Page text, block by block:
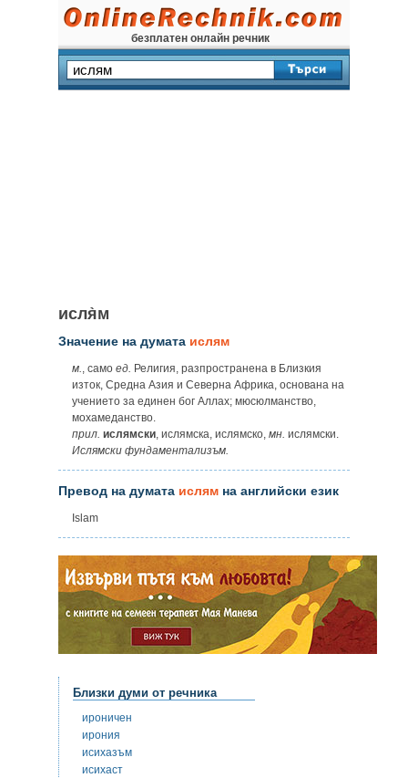
безплатен онлайн речник
исля̀м
Значение на думата ислям
м., само ед. Религия, разпространена в Близкия
изток, Средна Азия и Северна Африка, основана на
учението за единен бог Аллах; мюсюлманство,
мохамеданство.
прил. ислямски, ислямска, ислямско, мн. ислямски.
Ислямски фундаментализъм.
Превод на думата ислям на английски език
Islam
Близки думи от речника
ироничен
ирония
исихазъм
исихаст